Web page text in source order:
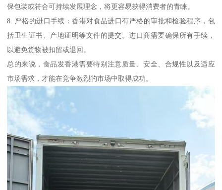
保包装或符合可持续发展理念，将更容易获得消费者的青睐。
8. 严格的进口手续：香港对食品进口有严格的审批和检验程序，包
括卫生证书、产地证明等文件的提交。进口商需要确保所有手续，
以避免货物被扣留或退回。
总的来说，食品发香港需要特别注意质量、安全、合规性以及适应
市场需求，才能在竞争激烈的市场中取得成功。